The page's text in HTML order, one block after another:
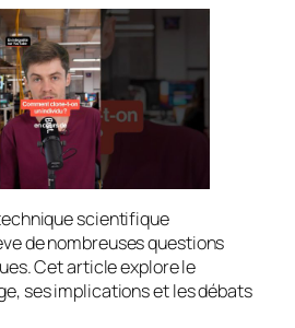
scientifique
de nombreuses questions
Cet article explore le
ses implications et les débats